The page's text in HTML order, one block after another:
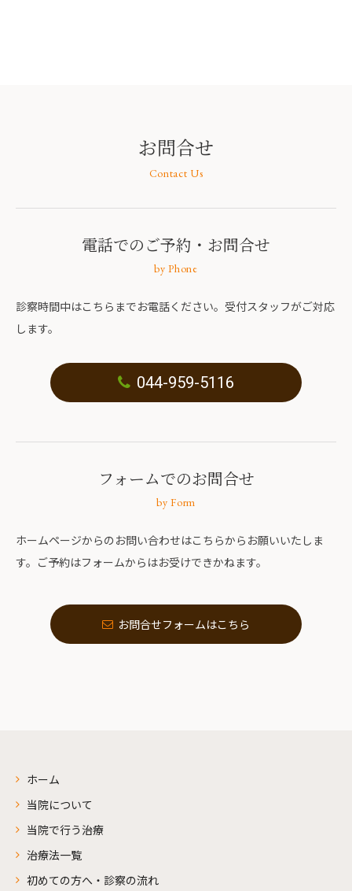
お問合せ
Contact Us
電話でのご予約 ・お問合せ
by Phone
診察時間中はこちらまでお電話ください。受付スタッフがご対応
します。
044-959-5116
フォームでのお問合せ
by Form
ホームページからのお問い合わせはこちらからお願いいたしま
す。ご予約はフォームからはお受けできかねます。
お問合せフォームはこちら
ホーム
当院について
当院で行う治療
治療法一覧
初めての方へ・診察の流れ